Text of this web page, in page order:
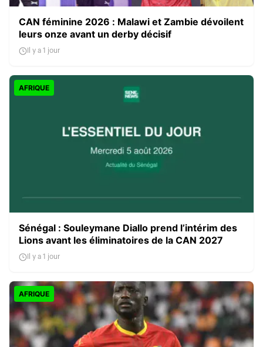
CAN féminine 2026 : Malawi et Zambie dévoilent
leurs onze avant un derby décisif
Il y a 1 jour
AFRIQUE
Sénégal : Souleymane Diallo prend l’intérim des
Lions avant les éliminatoires de la CAN 2027
Il y a 1 jour
AFRIQUE